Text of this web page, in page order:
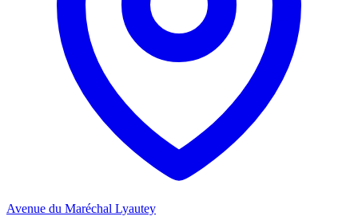
Avenue du Maréchal Lyautey